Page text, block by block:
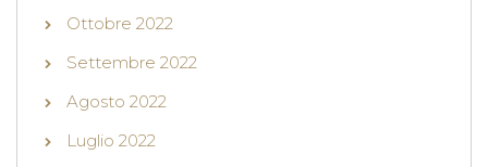
Ottobre 2022
Settembre 2022
Agosto 2022
Luglio 2022